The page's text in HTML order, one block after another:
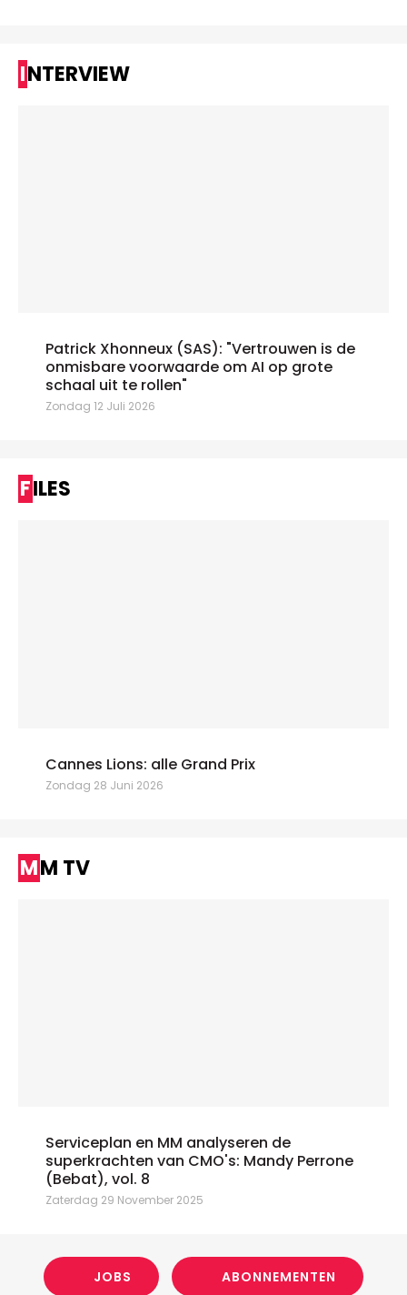
INTERVIEW
Patrick Xhonneux (SAS): "Vertrouwen is de
onmisbare voorwaarde om AI op grote
schaal uit te rollen"
Zondag 12 Juli 2026
FILES
Cannes Lions: alle Grand Prix
Zondag 28 Juni 2026
MM TV
Serviceplan en MM analyseren de
superkrachten van CMO's: Mandy Perrone
(Bebat), vol. 8
Zaterdag 29 November 2025
JOBS ABONNEMENTEN